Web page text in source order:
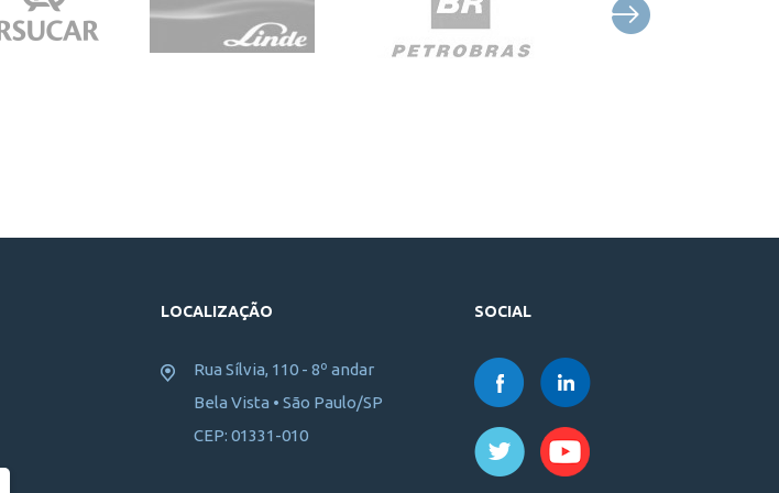
LOCALIZAÇÃO
Rua Sílvia, 110 - 8º andar
Bela Vista • São Paulo/SP
CEP: 01331-010
SOCIAL